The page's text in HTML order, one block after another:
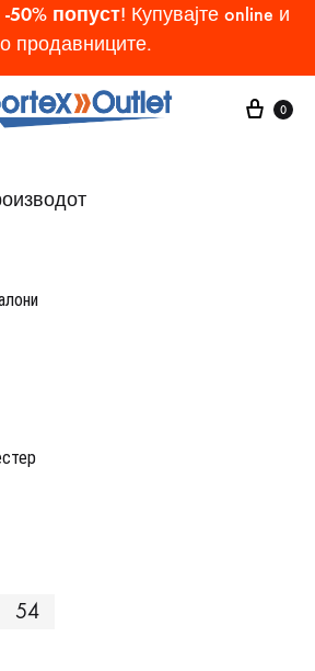
-50% попуст! Купувајте online и
продавниците.
Cart
0
54